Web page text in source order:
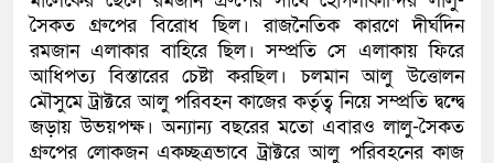
সৈকত গ্রুপের বিরোধ ছিল। রাজনৈতিক কারণে দীর্ঘদিন
রমজান এলাকার বাহিরে ছিল। সম্প্রতি সে এলাকায় ফিরে
আধিপত্য বিস্তারের চেষ্টা করছিল। চলমান আলু উত্তোলন
মৌসুমে ট্রাক্টরে আলু পরিবহন কাজের কর্তৃত্ব নিয়ে সম্প্রতি দ্বন্দ্বে
জড়ায় উভয়পক্ষ। অন্যান্য বছরের মতো এবারও লালু-সৈকত
গ্রুপের লোকজন একচ্ছত্রভাবে ট্রাক্টরে আলু পরিবহনের কাজ